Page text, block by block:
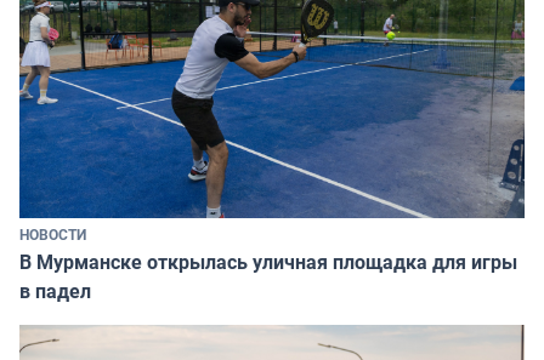
НОВОСТИ
В Мурманске открылась уличная площадка для игры
в падел